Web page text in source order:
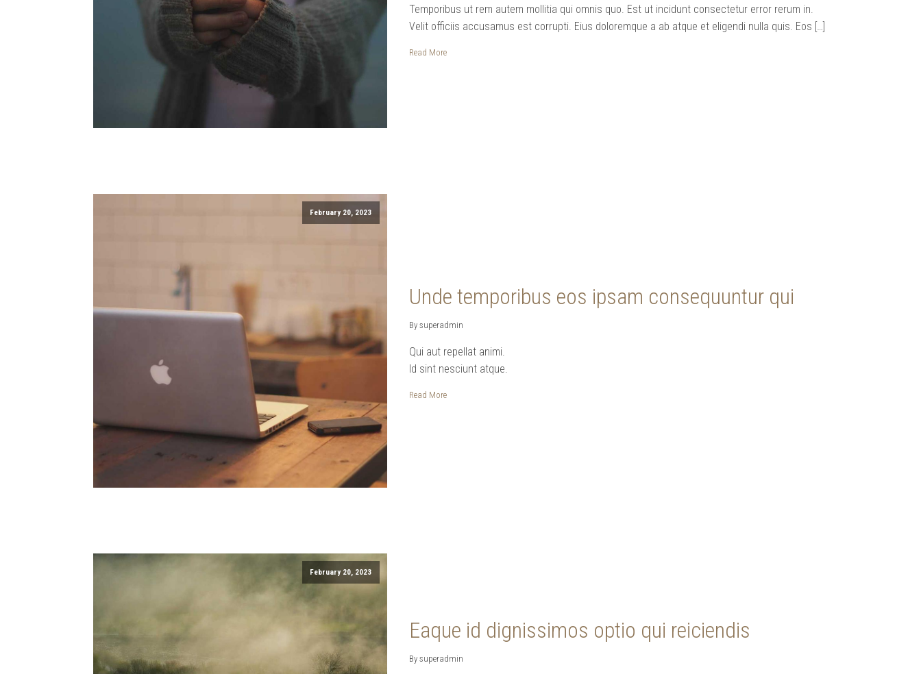
Temporibus ut rem autem mollitia qui omnis quo. Est ut incidunt consectetur error rerum in.
Velit officiis accusamus est corrupti. Eius doloremque a ab atque et eligendi nulla quis. Eos […]
Read More
February 20, 2023
Unde temporibus eos ipsam consequuntur qui
By superadmin
Qui aut repellat animi.
Id sint nesciunt atque.
Read More
February 20, 2023
Eaque id dignissimos optio qui reiciendis
By superadmin